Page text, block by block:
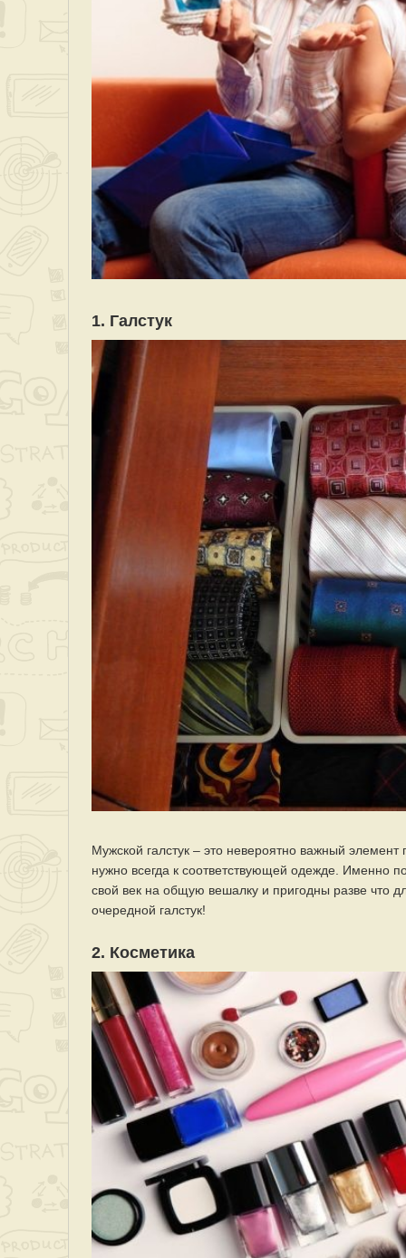
1. Галстук
Мужской галстук – это невероятно важный
нужно всегда к соответствующей одежде. Именно
свой век на общую вешалку и пригодны разве что
очередной галстук!
2. Косметика